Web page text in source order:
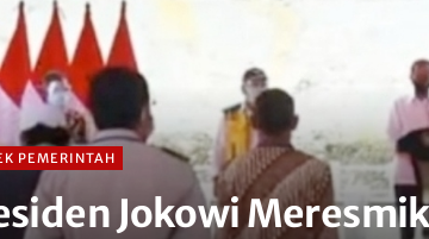
PEMERINTAH
Jokowi